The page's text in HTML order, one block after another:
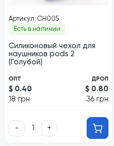
Артикул: CH005
Есть в наличии
Силиконовый чехол для
наушников pods 2
(Голубой)
ОПТ
$ 0.40
18 грн
ДРОП
$ 0.80
36 грн
- +